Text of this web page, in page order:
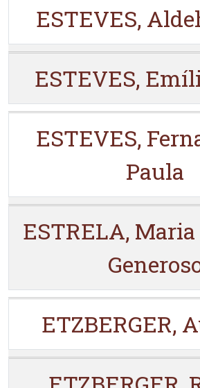
ESTEVES,
ESTEVES,
ESTEVES,
Paula
ESTRELA,
ETZBERGER,